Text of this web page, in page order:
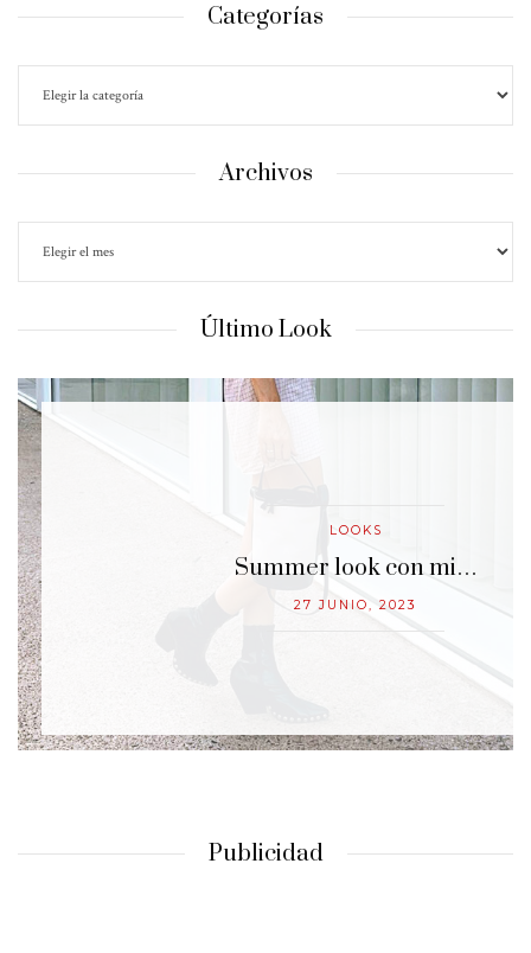
Categorías
Archivos
Último Look
LOOKS
Summer look con mi…
27 JUNIO, 2023
Publicidad